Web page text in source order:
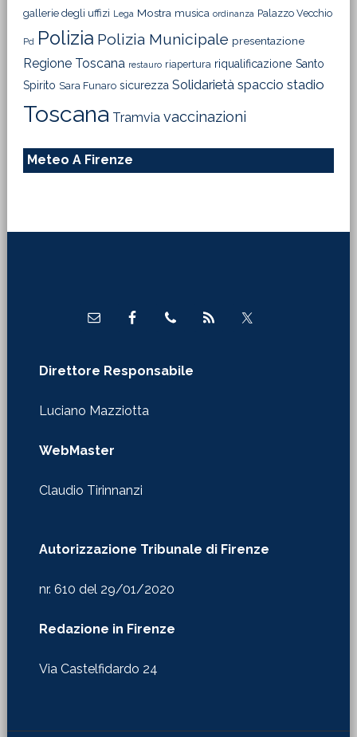
gallerie degli uffizi Lega Mostra musica ordinanza Palazzo Vecchio
Pd Polizia Polizia Municipale presentazione
Regione Toscana restauro riapertura riqualificazione Santo
Spirito Sara Funaro sicurezza Solidarietà spaccio stadio
Toscana Tramvia vaccinazioni
Meteo A Firenze
Direttore Responsabile
Luciano Mazziotta
WebMaster
Claudio Tirinnanzi
Autorizzazione Tribunale di Firenze
nr. 610 del 29/01/2020
Redazione in Firenze
Via Castelfidardo 24